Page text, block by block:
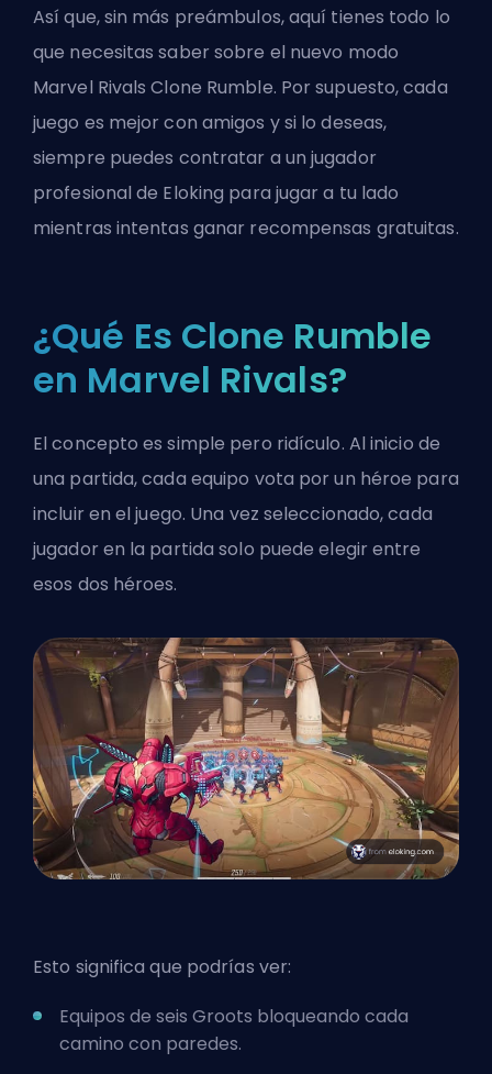
Así que, sin más preámbulos, aquí tienes todo lo
que necesitas saber sobre el nuevo modo
Marvel Rivals Clone Rumble. Por supuesto, cada
juego es mejor con amigos y si lo deseas,
siempre puedes contratar a un jugador
profesional de Eloking para jugar a tu lado
mientras intentas ganar recompensas gratuitas.
¿Qué Es Clone Rumble
en Marvel Rivals?
El concepto es simple pero ridículo. Al inicio de
una partida, cada equipo vota por un héroe para
incluir en el juego. Una vez seleccionado, cada
jugador en la partida solo puede elegir entre
esos dos héroes.
Esto significa que podrías ver:
Equipos de seis Groots bloqueando cada
camino con paredes.